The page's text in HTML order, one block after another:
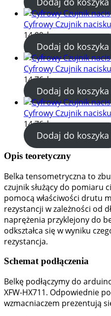
Cyfrowy Czujnik
14.00zł
Dodaj do koszyka
Cyfrowy Czujnik
14.76zł
Dodaj do koszyka
Cyfrowy Czujnik
14.76zł
Dodaj do koszyka
Opis teoretyczny
Belka tensometryczna to
czujnik służący do pomiaru
pomocą właściwości drutu
rezystancji w zależności od
naprężenia przyklejony do
odkształca się w wyniku
rezystancja.
Schemat podłączenia
Belkę podłączymy do
XFW-HX711. Odpowiednie
wzmacniaczem prezentują